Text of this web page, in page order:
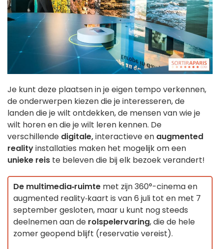
Je kunt deze plaatsen in je eigen tempo verkennen,
de onderwerpen kiezen die je interesseren, de
landen die je wilt ontdekken, de mensen van wie je
wilt horen en die je wilt leren kennen. De
verschillende digitale,interactieve en augmented
realityinstallaties maken het mogelijk om een
unieke reis te beleven die bij elk bezoek verandert!
De multimedia‑ruimte met zijn 360°-cinema en
augmented reality‑kaart is van 6 juli tot en met 7
september gesloten, maar u kunt nog steeds
deelnemen aan de rolspelervaring, die de hele
zomer geopend blijft (reservatie vereist).